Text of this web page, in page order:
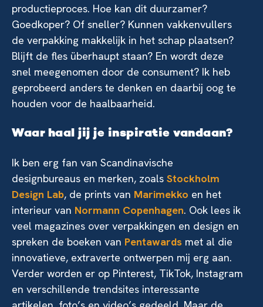
productieproces. Hoe kan dit duurzamer?
Goedkoper? Of sneller? Kunnen vakkenvullers
de verpakking makkelijk in het schap plaatsen?
Blijft de fles überhaupt staan? En wordt deze
snel meegenomen door de consument? Ik heb
geprobeerd anders te denken en daarbij oog te
houden voor de haalbaarheid.
Waar haal jij je inspiratie vandaan?
Ik ben erg fan van Scandinavische
designbureaus en merken, zoals Stockholm
Design Lab, de prints van Marimekko en het
interieur van Normann Copenhagen. Ook lees ik
veel magazines over verpakkingen en design en
spreken de boeken van Pentawards met al die
innovatieve, extraverte ontwerpen mij erg aan.
Verder worden er op Pinterest, TikTok, Instagram
en verschillende trendsites interessante